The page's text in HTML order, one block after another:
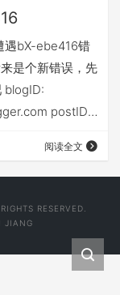
遇bX-ebe416错
是个新错误，先
blogID:
postID:
阅读全文
RESERVED.
JIANG